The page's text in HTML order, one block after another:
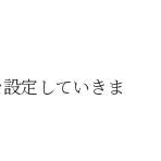
定していきま